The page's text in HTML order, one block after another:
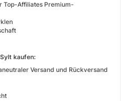
Top-Affiliates Premium-
kaufen:
Versand und Rückversand